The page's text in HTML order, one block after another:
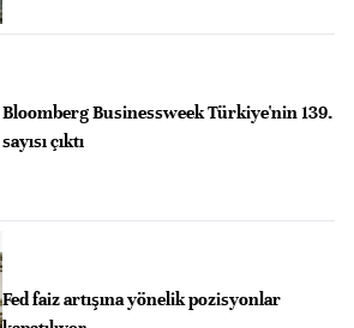
Bloomberg Businessweek Türkiye'nin 139.
sayısı çıktı
Fed faiz artışına yönelik pozisyonlar